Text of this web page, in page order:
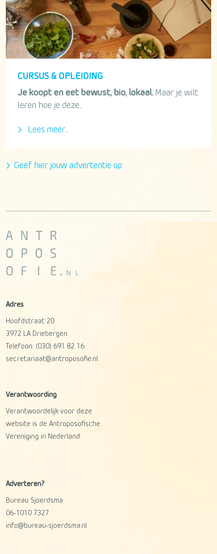
CURSUS & OPLEIDING
Je koopt en eet bewust, bio, lokaal.Maar je wilt
leren hoe je deze...
Lees meer...
Geef hier jouw advertentie op
Adres
Hoofdstraat 20
3972 LA
Driebergen
Telefoon: (030) 691 82 16
secretariaat@antroposofie.nl
Verantwoording
Verantwoordelijk voor deze
website is de Antroposofische
Vereniging in Nederland.
Adverteren?
Bureau Sjoerdsma
06-1010 7327
info@bureau-sjoerdsma.nl